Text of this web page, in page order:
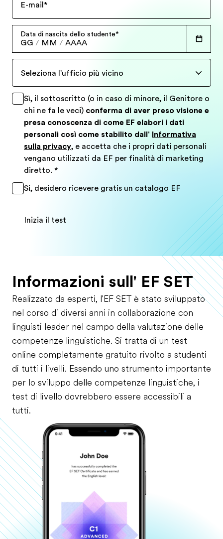
E-mail *
Data di nascita dello studente*
GG / MM / AAAA
Seleziona l'ufficio più vicino
Sì, il sottoscritto (o in caso di minore, il Genitore o
chi ne fa le veci) conferma di aver preso visione e
presa conoscenza di come EF elabori i dati
personali così come stabilito dall' Informativa
sulla privacy, e accetta che i propri dati personali
vengano utilizzati da EF per finalità di marketing
diretto. *
Si, desidero ricevere gratis un catalogo EF
Inizia il test
Informazioni sull' EF SET
Realizzato da esperti, l'EF SET è stato sviluppato
nel corso di diversi anni in collaborazione con
linguisti leader nel campo della valutazione delle
competenze linguistiche. Si tratta di un test
online completamente gratuito rivolto a studenti
di tutti i livelli. Essendo uno strumento importante
per lo sviluppo delle competenze linguistiche, i
test di livello dovrebbero essere accessibili a
tutti.